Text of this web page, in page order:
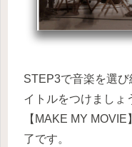
STEP3で音楽を選
イトルをつけましょ
【MAKE MY
了です。